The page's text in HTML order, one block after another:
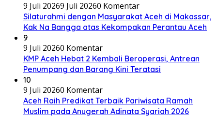
9 Juli 20269 Juli 20260 Komentar
Silaturahmi dengan Masyarakat Aceh di Makassar,
Kak Na Bangga atas Kekompakan Perantau Aceh
9
9 Juli 20260 Komentar
KMP Aceh Hebat 2 Kembali Beroperasi, Antrean
Penumpang dan Barang Kini Teratasi
10
9 Juli 20260 Komentar
Aceh Raih Predikat Terbaik Pariwisata Ramah
Muslim pada Anugerah Adinata Syariah 2026